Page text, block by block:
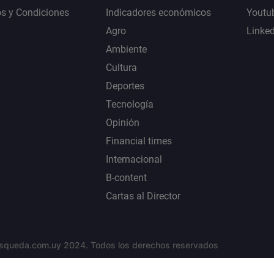
y Condiciones
Indicadores económicos
Agro
Ambiente
Cultura
Deportes
Tecnología
Opinión
Financial times
Internacional
B-content
Cartas al Director
2024. Todos los derechos reservados